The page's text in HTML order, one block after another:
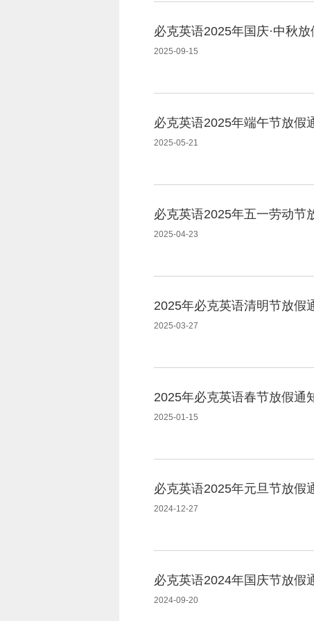
必克英语2025年国庆·中秋放
2025-09-15
必克英语2025年端午节放假
2025-05-21
必克英语2025年五一劳动节
2025-04-23
2025年必克英语清明节放假
2025-03-27
2025年必克英语春节放假通
2025-01-15
必克英语2025年元旦节放假
2024-12-27
必克英语2024年国庆节放假
2024-09-20